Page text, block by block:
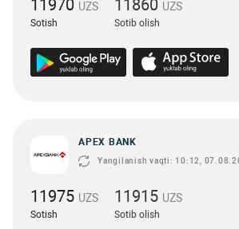
11970 UZS
Sotish
11860 UZS
Sotib olish
APEX BANK
Yangilanish vaqti: 10:12,
11975 UZS
Sotish
11915 UZS
Sotib olish